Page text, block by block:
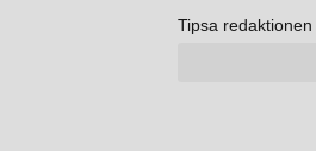
Tipsa redaktionen